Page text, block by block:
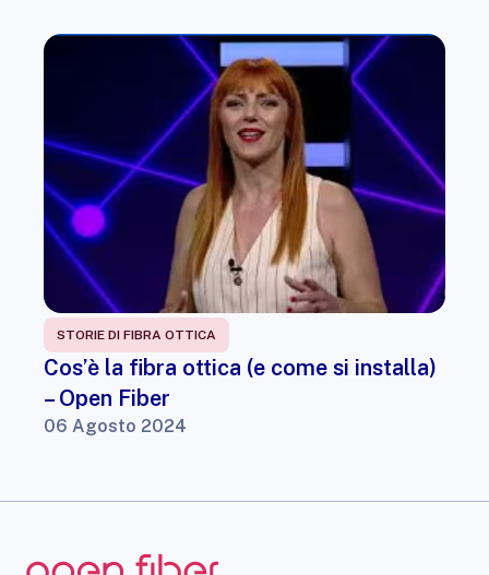
STORIE DI FIBRA OTTICA
Cos’è la fibra ottica (e come si installa)
– Open Fiber
06 Agosto 2024